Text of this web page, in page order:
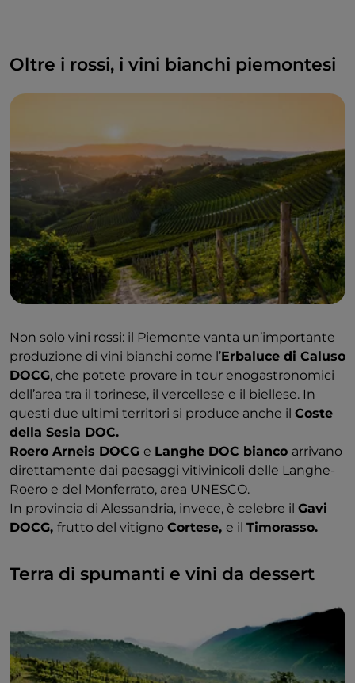
Oltre i rossi, i vini bianchi piemontesi
Non solo vini rossi: il Piemonte vanta un’importante
produzione di vini bianchi come l’Erbaluce di Caluso
DOCG, che potete provare in tour enogastronomici
dell’area tra il torinese, il vercellese e il biellese. In
questi due ultimi territori si produce anche il Coste
della Sesia DOC.
Roero Arneis DOCG e Langhe DOC bianco arrivano
direttamente dai paesaggi vitivinicoli delle Langhe-
Roero e del Monferrato, area UNESCO.
In provincia di Alessandria, invece, è celebre il Gavi
DOCG, frutto del vitigno Cortese, e il Timorasso.
Terra di spumanti e vini da dessert